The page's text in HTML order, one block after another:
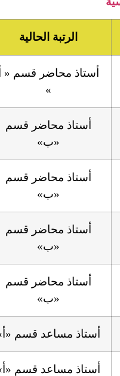
الرتبة الحالية
أستاذ محاضر قسم « أ
أستاذ محاضر قسم
«ب»
أستاذ محاضر قسم
«ب»
أستاذ محاضر قسم
«ب»
أستاذ محاضر قسم
«ب»
أستاذ مساعد قسم «أ»
أستاذ مساعد قسم «أ»